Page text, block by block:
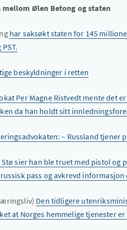
mellom Ølen Betong og staten
har saksøkt staten for 145
beskyldninger i retten
Per Magne Ristvedt mente det
da han holdt sitt
– Russland tjener
sier han ble truet med pistol og
pass og avkrevd informasjon
Den tidligere
at Norges hemmelige tjenester